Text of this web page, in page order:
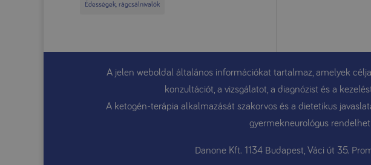
Édességek, rágcsálnivalók
A jelen weboldal általános információkat tartalmaz, amelyek
konzultációt, a vizsgálatot, a diagnózist és a
A ketogén-terápia alkalmazását szakorvos és a dietetikus
gyermekneurológus
Danone Kft. 1134 Budapest, Váci út 35.